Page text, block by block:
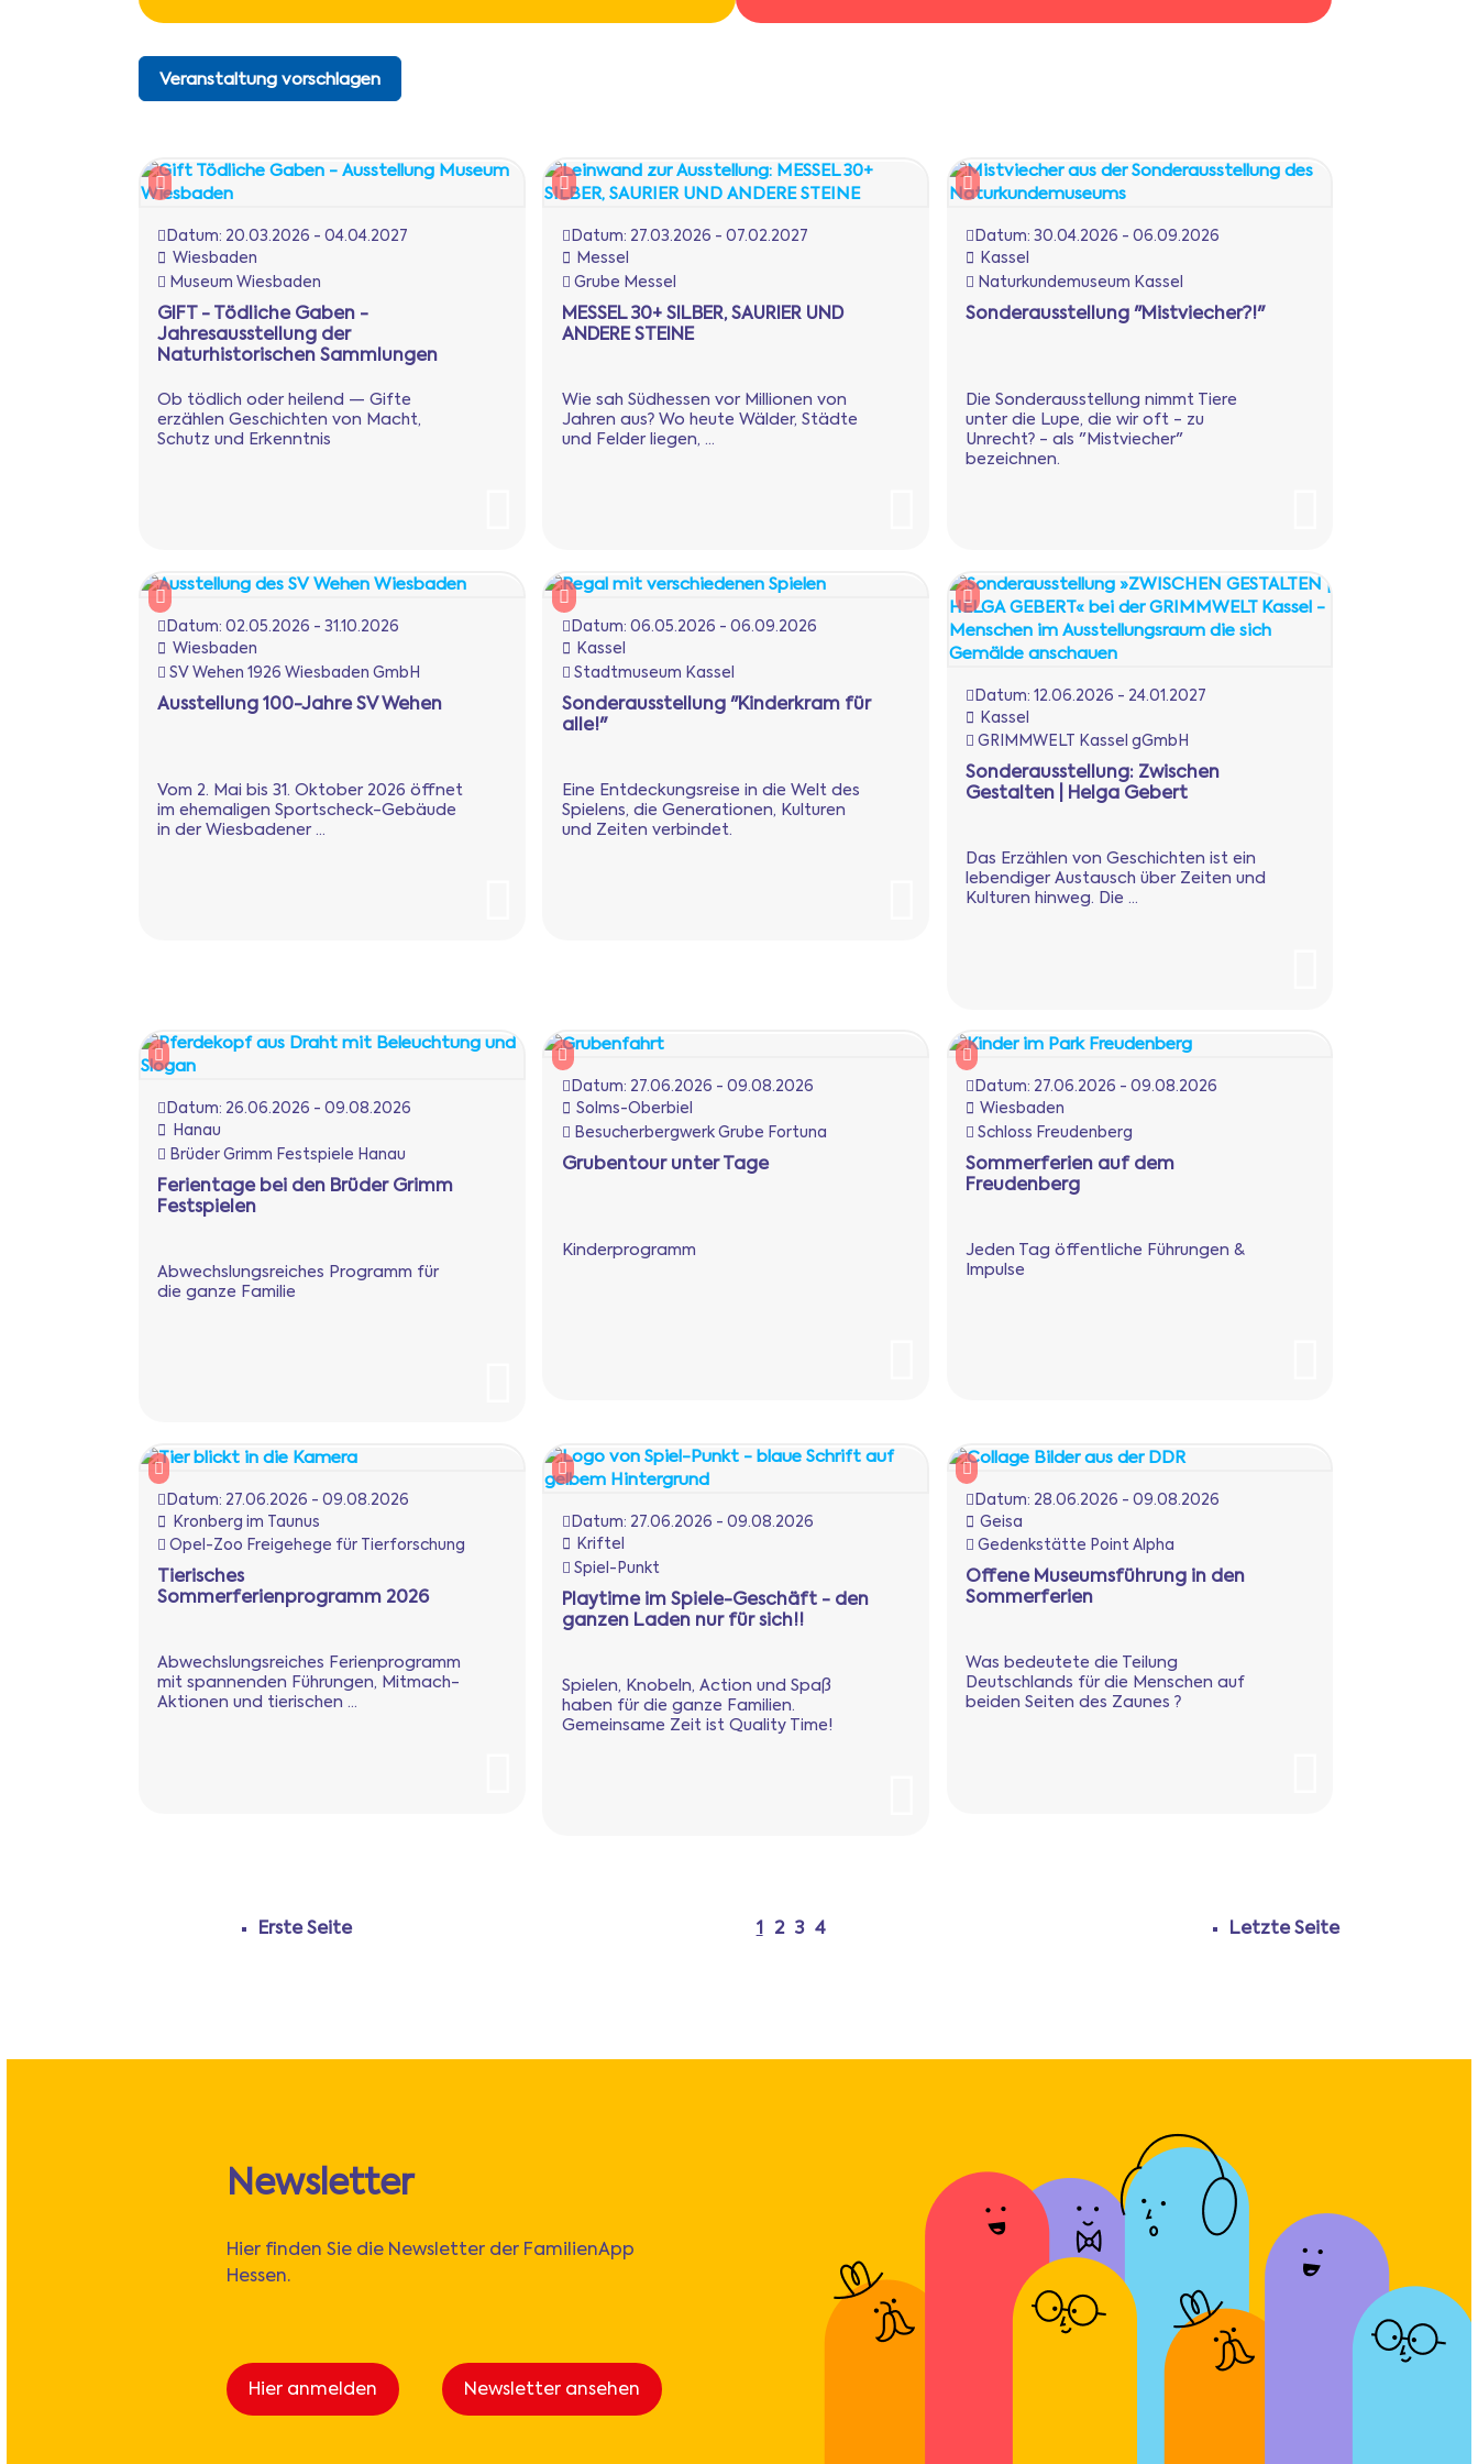
Veranstaltung vorschlagen
Datum: 20.03.2026 - 04.04.2027
Wiesbaden
Museum Wiesbaden
GIFT - Tödliche Gaben -
Jahresausstellung der
Naturhistorischen Sammlungen
Ob tödlich oder heilend — Gifte
erzählen Geschichten von Macht,
Schutz und Erkenntnis
Datum: 27.03.2026 - 07.02.2027
Messel
Grube Messel
MESSEL 30+ SILBER, SAURIER UND
ANDERE STEINE
Wie sah Südhessen vor Millionen von
Jahren aus? Wo heute Wälder, Städte
und Felder liegen, ...
Datum:30.04.2026 - 06.09.2026
Kassel
Naturkundemuseum Kassel
Sonderausstellung "Mistviecher?!"
Die Sonderausstellung nimmt Tiere
unter die Lupe, die wir oft - zu
Unrecht? - als "Mistviecher"
bezeichnen.
Datum:02.05.2026 - 31.10.2026
Wiesbaden
SV Wehen 1926 Wiesbaden GmbH
Ausstellung 100-Jahre SV Wehen
Vom 2. Mai bis 31. Oktober 2026 öffnet
im ehemaligen Sportscheck-Gebäude
in der Wiesbadener ...
Datum: 06.05.2026 - 06.09.2026
Kassel
Stadtmuseum Kassel
Sonderausstellung "Kinderkram für
alle!"
Eine Entdeckungsreise in die Welt des
Spielens, die Generationen, Kulturen
und Zeiten verbindet.
Datum:12.06.2026 - 24.01.2027
Kassel
GRIMMWELT Kassel gGmbH
Sonderausstellung: Zwischen
Gestalten | Helga Gebert
Das Erzählen von Geschichten ist ein
lebendiger Austausch über Zeiten und
Kulturen hinweg. Die ...
Datum: 26.06.2026 - 09.08.2026
Hanau
Brüder Grimm Festspiele Hanau
Ferientage bei den Brüder Grimm
Festspielen
Abwechslungsreiches Programm für
die ganze Familie
Datum: 27.06.2026 - 09.08.2026
Solms-Oberbiel
Besucherbergwerk Grube Fortuna
Grubentour unter Tage
Kinderprogramm
Datum: 27.06.2026 - 09.08.2026
Wiesbaden
Schloss Freudenberg
Sommerferien auf dem
Freudenberg
Jeden Tag öffentliche Führungen &
Impulse
Datum: 27.06.2026 - 09.08.2026
Kronberg im Taunus
Opel-Zoo Freigehege für Tierforschung
Tierisches
Sommerferienprogramm 2026
Abwechslungsreiches Ferienprogramm
mit spannenden Führungen, Mitmach-
Aktionen und tierischen ...
Datum: 27.06.2026 - 09.08.2026
Kriftel
Spiel-Punkt
Playtime im Spiele-Geschäft - den
ganzen Laden nur für sich!!
Spielen, Knobeln, Action und Spaß
haben für die ganze Familien.
Gemeinsame Zeit ist Quality Time!
Datum: 28.06.2026 - 09.08.2026
Geisa
Gedenkstätte Point Alpha
Offene Museumsführung in den
Sommerferien
Was bedeutete die Teilung
Deutschlands für die Menschen auf
beiden Seiten des Zaunes ?
Erste Seite 1 2 3 4 Letzte Seite
Newsletter
Hier finden Sie die Newsletter der FamilienApp
Hessen.
Hier anmelden Newsletter ansehen